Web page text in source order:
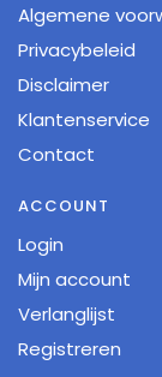
Algemene
Privacybeleid
Disclaimer
Klantenservice
Contact
ACCOUNT
Login
Mijn account
Verlanglijst
Registreren